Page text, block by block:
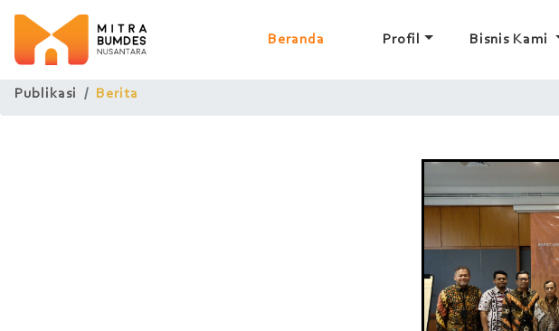
Beranda (current)Profil Bisnis Kami
Publikasi Berita